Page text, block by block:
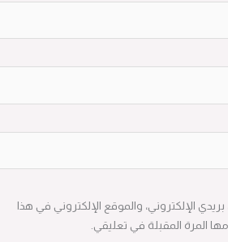
والموقع الإلكتروني في هذا
المقبلة في تعليقي.